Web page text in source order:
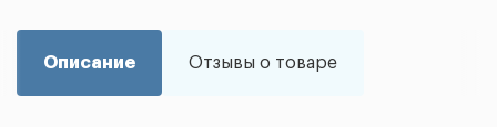
Описание Отзывы о товаре